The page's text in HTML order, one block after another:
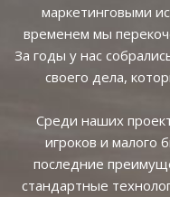
маркетинговыми
временем мы
За годы у нас
своего дела,
Среди наших
игроков и малого
последние
стандартные